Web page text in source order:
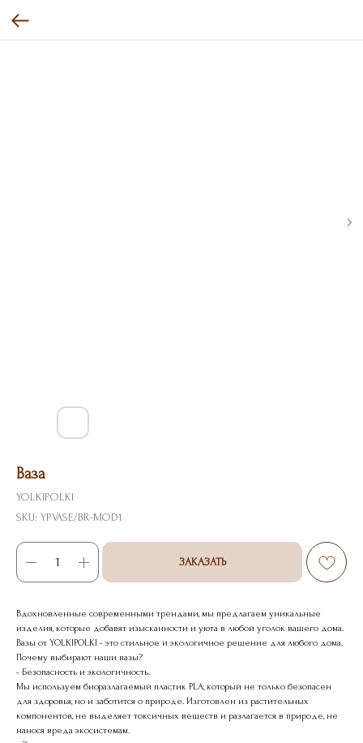
Ваза
YOLKIPOLKI
SKU: YPVASE/BR-MOD1
ЗАКАЗАТЬ
Вдохновленные современными трендами, мы предлагаем уникальные
изделия, которые добавят изысканности и уюта в любой уголок вашего дома.
Вазы от YOLKIPOLKI - это стильное и экологичное решение для любого дома.
Почему выбирают наши вазы?
- Безопасность и экологичность.
Мы используем биоразлагаемый пластик PLA, который не только безопасен
для здоровья, но и заботится о природе. Изготовлен из растительных
компонентов, не выделяет токсичных веществ и разлагается в природе, не
нанося вреда экосистемам.